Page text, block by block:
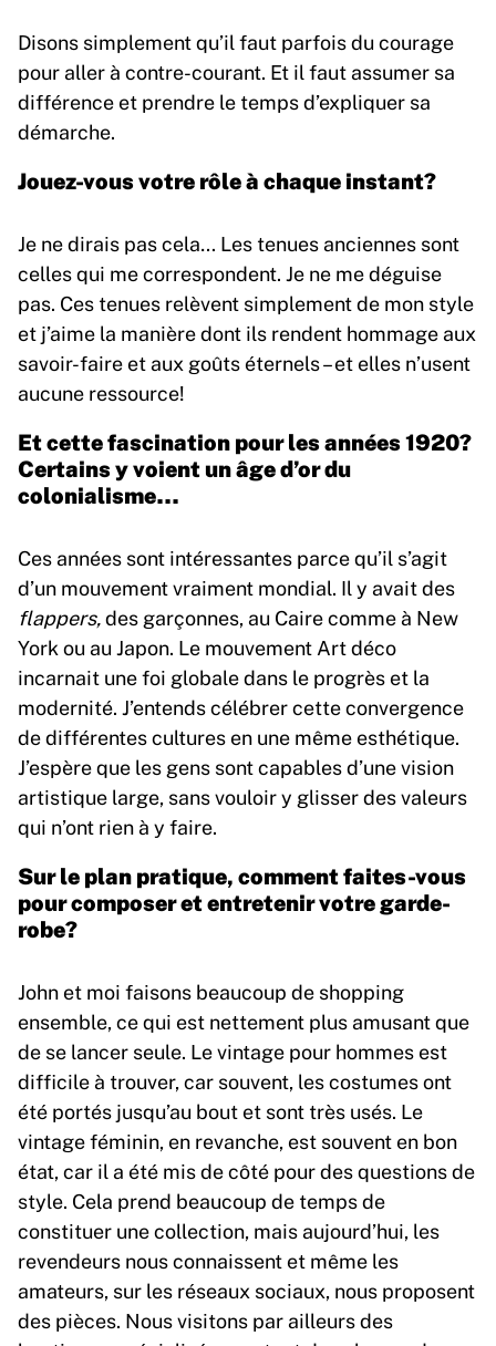
Disons simplement qu’il faut parfois du courage
pour aller à contre-courant. Et il faut assumer sa
différence et prendre le temps d’expliquer sa
démarche.
Jouez-vous votre rôle à chaque instant?
Je ne dirais pas cela… Les tenues anciennes sont
celles qui me correspondent. Je ne me déguise
pas. Ces tenues relèvent simplement de mon style
et j’aime la manière dont ils rendent hommage aux
savoir-faire et aux goûts éternels – et elles n’usent
aucune ressource!
Et cette fascination pour les années 1920?
Certains y voient un âge d’or du
colonialisme…
Ces années sont intéressantes parce qu’il s’agit
d’un mouvement vraiment mondial. Il y avait des
flappers,des garçonnes, au Caire comme à New
York ou au Japon. Le mouvement Art déco
incarnait une foi globale dans le progrès et la
modernité. J’entends célébrer cette convergence
de différentes cultures en une même esthétique.
J’espère que les gens sont capables d’une vision
artistique large, sans vouloir y glisser des valeurs
qui n’ont rien à y faire.
Sur le plan pratique, comment faites-vous
pour composer et entretenir votre garde-
robe?
John et moi faisons beaucoup de shopping
ensemble, ce qui est nettement plus amusant que
de se lancer seule. Le vintage pour hommes est
difficile à trouver, car souvent, les costumes ont
été portés jusqu’au bout et sont très usés. Le
vintage féminin, en revanche, est souvent en bon
état, car il a été mis de côté pour des questions de
style. Cela prend beaucoup de temps de
constituer une collection, mais aujourd’hui, les
revendeurs nous connaissent et même les
amateurs, sur les réseaux sociaux, nous proposent
des pièces. Nous visitons par ailleurs des